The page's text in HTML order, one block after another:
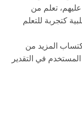
عليهم، تعلم من
كتجربة للتعلم
المزيد من
في التقدير